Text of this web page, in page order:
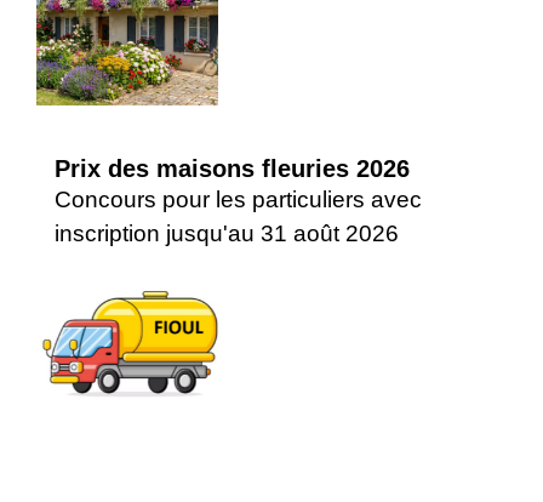
Prix des maisons fleuries 2026
Concours pour les particuliers avec
inscription jusqu'au 31 août 2026